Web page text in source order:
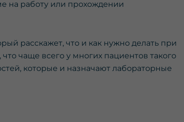
на работу или прохождении
расскажет, что и как нужно делать при
чаще всего у многих пациентов такого
которые и назначают лабораторные